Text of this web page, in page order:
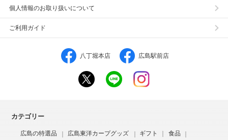
個人情報のお取り扱いについて
ご利用ガイド
八丁堀本店 広島駅前店
カテゴリー
広島の特選品 広島東洋カープグッズ ギフト 食品